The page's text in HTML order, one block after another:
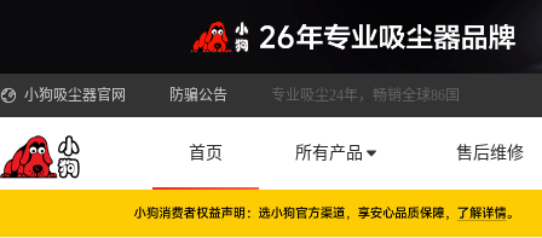
小狗吸尘器官网 防骗公告 专业吸尘24年，畅销全球86国
首页 所有产品 售后维修